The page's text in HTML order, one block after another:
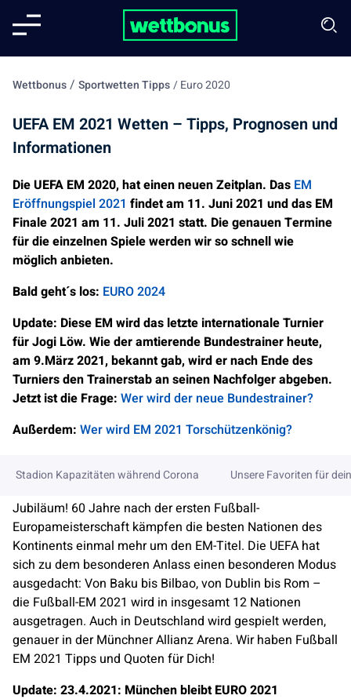
Wettbonus/ Sportwetten Tipps/Euro 2020
UEFA EM 2021 Wetten – Tipps, Prognosen und
Informationen
Die UEFA EM 2020, hat einen neuen Zeitplan. Das EM
Eröffnungspiel 2021 findet am 11. Juni 2021 und das EM
Finale 2021 am 11. Juli 2021 statt. Die genauen Termine
für die einzelnen Spiele werden wir so schnell wie
möglich anbieten.
Bald geht´s los: EURO 2024
Update: Diese EM wird das letzte internationale Turnier
für Jogi Löw. Wie der amtierende Bundestrainer heute,
am 9.März 2021, bekannt gab, wird er nach Ende des
Turniers den Trainerstab an seinen Nachfolger abgeben.
Jetzt ist die Frage: Wer wird der neue Bundestrainer?
Außerdem: Wer wird EM 2021 Torschützenkönig?
Stadion Kapazitäten während Corona Unsere Favoriten für
Jubiläum! 60 Jahre nach der ersten Fußball-
Europameisterschaft kämpfen die besten Nationen des
Kontinents einmal mehr um den EM-Titel. Die UEFA hat
sich zu dem besonderen Anlass einen besonderen Modus
ausgedacht: Von Baku bis Bilbao, von Dublin bis Rom –
die Fußball-EM 2021 wird in insgesamt 12 Nationen
ausgetragen. Auch in Deutschland wird gespielt werden,
genauer in der Münchner Allianz Arena. Wir haben Fußball
EM 2021 Tipps und Quoten für Dich!
Update: 23.4.2021: München bleibt EURO 2021